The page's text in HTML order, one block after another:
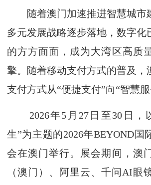
随着澳门加速推进智慧城市
多元发展战略逐步落地，数字化
的方方面面，成为大湾区高质
擎。随着移动支付方式的普及，
支付方式从“便捷支付”向“智慧服
2026年5月27日至30日，
生”为主题的2026年BEYOND国
会在澳门举行。展会期间，澳
（澳门）、阿里云、千问AI眼